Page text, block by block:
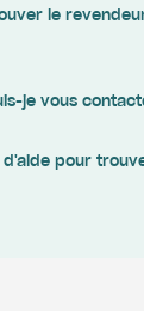
le
je vous
d'aide pour